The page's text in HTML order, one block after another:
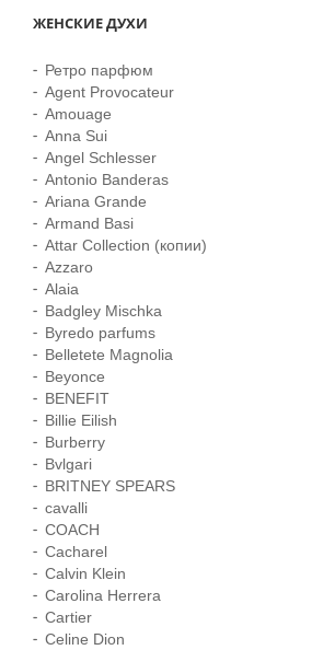
ЖЕНСКИЕ ДУХИ
Ретро парфюм
Agent Provocateur
Amouage
Anna Sui
Angel Schlesser
Antonio Banderas
Ariana Grande
Armand Basi
Attar Collection (копии)
Azzaro
Alaia
Badgley Mischka
Byredo parfums
Belletete Magnolia
Beyonce
BENEFIT
Billie Eilish
Burberry
Bvlgari
BRITNEY SPEARS
cavalli
COACH
Cacharel
Calvin Klein
Carolina Herrera
Cartier
Celine Dion